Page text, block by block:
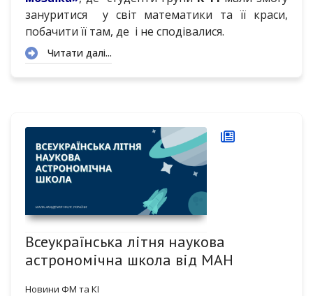
зануритися у світ математики та її краси,
побачити її там, де і не сподівалися.
Читати далі...
Всеукраїнська літня наукова
астрономічна школа від МАН
Новини ФМ та КІ